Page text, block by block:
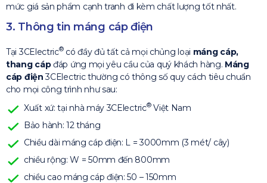
mức giá sản phẩm cạnh tranh đi kèm chất lượng tốt nhất.
3. Thông tin máng cáp điện
Tại 3CElectric®có đầy đủ tất cả mọi chủng loại máng cáp,
thang cápđáp ứng mọi yêu cầu của quý khách hàng. Máng
cáp điện3CElectric thường có thông số quy cách tiêu chuẩn
cho mọi công trình như sau:
Xuất xứ: tại nhà máy 3CElectric®Việt Nam
Bảo hành: 12 tháng
Chiều dài máng cáp điện: L = 3000mm (3 mét/ cây)
chiều rộng: W = 50mm đến 800mm
chiều cao máng cáp điện: 50 – 150mm